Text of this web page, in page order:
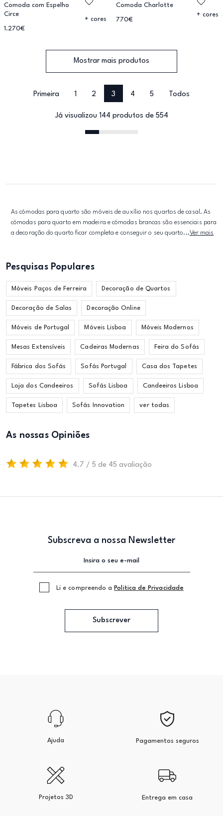
Comoda com Espelho
Circe
1.270€
+ cores
Comoda Charlotte
770€
+ cores
Mostrar mais produtos
Primeira 1 2 3 4 5 Todos
Já visualizou 144 produtos de 554
As cómodas para quarto são móveis de auxílio nos quartos de casal. As
cómodas para quarto em madeira e cómodas brancas são essenciais para
a decoração do quarto ficar completa e conseguir o seu quarto...Ver mais
Pesquisas Populares
Móveis Paços de Ferreira Decoração de Quartos
Decoração de Salas Decoração Online
Móveis de Portugal Móveis Lisboa Móveis Modernos
Mesas Extensíveis Cadeiras Modernas Feira do Sofás
Fábrica dos Sofás Sofás Portugal Casa dos Tapetes
Loja dos Candeeiros Sofás Lisboa Candeeiros Lisboa
Tapetes Lisboa Sofás Innovation ver todas
As nossas Opiniões
4.7 / 5 de 45 avaliação
Subscreva a nossa Newsletter
Li e compreendo a Politica de Privacidade
Subscrever
Ajuda Pagamentos seguros
Projetos 3D Entrega em casa